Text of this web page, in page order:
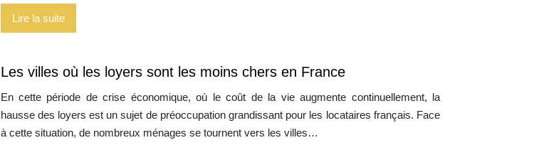
Lire la suite
Les villes où les loyers sont les moins chers en France
En cette période de crise économique, où le coût de la vie augmente continuellement, la
hausse des loyers est un sujet de préoccupation grandissant pour les locataires français. Face
à cette situation, de nombreux ménages se tournent vers les villes…